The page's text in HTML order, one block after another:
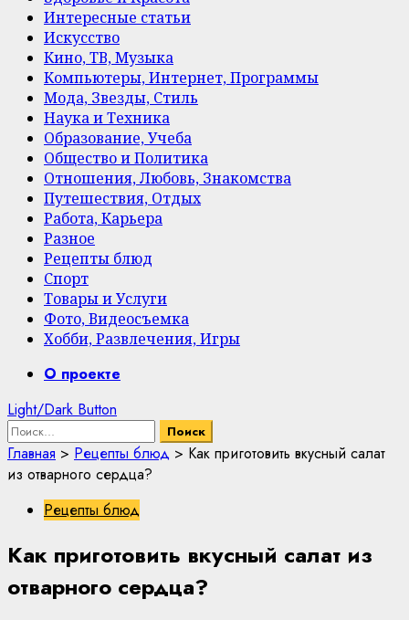
Интересные статьи
Искусство
Кино, ТВ, Музыка
Компьютеры, Интернет, Программы
Мода, Звезды, Стиль
Наука и Техника
Образование, Учеба
Общество и Политика
Отношения, Любовь, Знакомства
Путешествия, Отдых
Работа, Карьера
Разное
Рецепты блюд
Спорт
Товары и Услуги
Фото, Видеосъемка
Хобби, Развлечения, Игры
PrimaryО проекте
Light/Dark Button
Найти:
Главная > Рецепты блюд > Как приготовить вкусный салат
из отварного сердца?
Рецепты блюд
Как приготовить вкусный салат из
отварного сердца?